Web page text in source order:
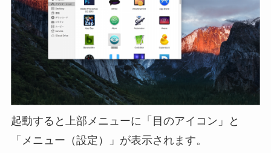
起動すると上部メニューに「目のアイコン」と
「メニュー（設定）」が表示されます。